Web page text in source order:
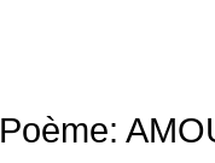
Poème: